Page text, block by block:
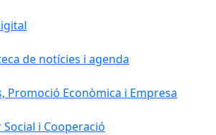
de notícies i agenda
Promoció Econòmica i Empresa
Social i Cooperació